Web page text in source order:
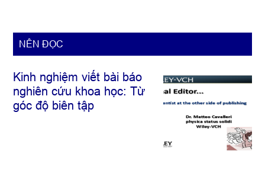
NÊN ĐỌC
Kinh nghiệm viết bài báo
nghiên cứu khoa học: Từ
góc độ biên tập